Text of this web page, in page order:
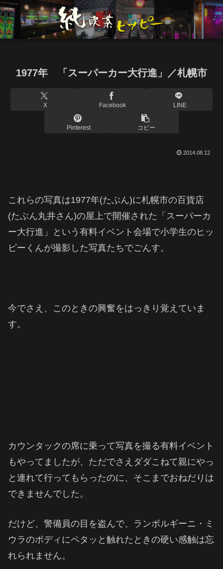
1977年 「スーパーカー大行進」／札幌市
X Facebook LINE
Pinterest コピー
2014.08.12
これらの写真は1977年(たぶん)に札幌市の百貨店
(たぶん丸井さん)の屋上で開催された「スーパーカ
ー大行進」という有料イベント会場で小学生のヒッ
ピーくんが撮影した写真たちでごんす。
今でさえ、このときの興奮をはっきり覚えていま
す。
カウンタックの席に乗って写真を撮る有料イベント
もやってましたが、ただでさえダダこねて親にやっ
と連れて行ってもらったのに、そこまでおねだりは
できませんでした。
だけど、警備員の目を盗んで、ランボルギーニ・ミ
ウラのボディにペタッと触れたときの硬い感触は忘
れられません。